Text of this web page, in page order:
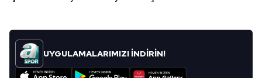
toplumu hizmetlerinin sunulması amacıyla
kılınması ve kişiselleştirilmesi ve sizlere yönelik
reklam/pazarlama faaliyetlerinin yapılması, amaçlarıyla
sınırlı olarak açık rızanız dahilinde kullanılacaktır.
UYGULAMALARIMIZI İNDİRİN!